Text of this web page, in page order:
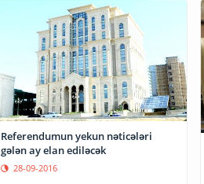
Referendumun yekun nəticələri
gələn ay elan ediləcək
28-09-2016